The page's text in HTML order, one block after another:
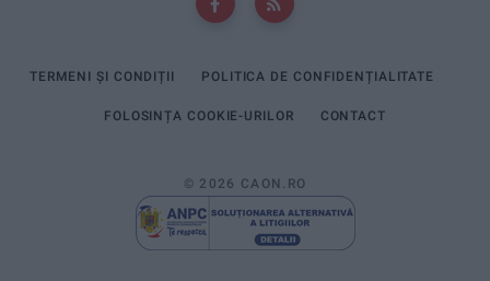
TERMENI ȘI CONDIȚII POLITICA DE CONFIDENȚIALITATE
FOLOSINȚA COOKIE-URILOR CONTACT
© 2026 CAON.RO